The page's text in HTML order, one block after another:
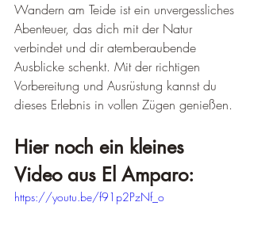
Wandern am Teide ist ein unvergessliches
Abenteuer, das dich mit der Natur
verbindet und dir atemberaubende
Ausblicke schenkt. Mit der richtigen
Vorbereitung und Ausrüstung kannst du
dieses Erlebnis in vollen Zügen genießen.
Hier noch ein kleines
Video aus El Amparo:
https://youtu.be/f91p2PzNf_o